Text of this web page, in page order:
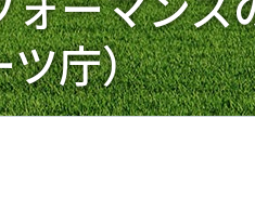
ーツ ＃差別とダイバーシティ
子どものスポーツ
障害者スポーツ
スポーツによるまちづ
ス
セ
【
チ
物
す
SPORT TOPICS
障害者のスポーツの日
誰もがささえやすい子
ツの環境づくり
スポーツ辞典
ツ庁）